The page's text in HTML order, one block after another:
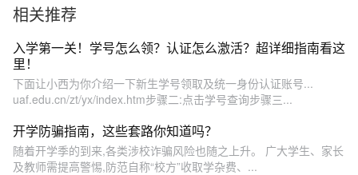
相关推荐
入学第一关！学号怎么领？认证怎么激活？超详细指南看这
里！
下面让小西为你介绍一下新生学号领取及统一身份认证账号...
uaf.edu.cn/zt/yx/index.htm步骤二:点击学号查询步骤三...
开学防骗指南，这些套路你知道吗？
随着开学季的到来,各类涉校诈骗风险也随之上升。 广大学生、家长
及教师需提高警惕,防范自称“校方”收取学杂费、...